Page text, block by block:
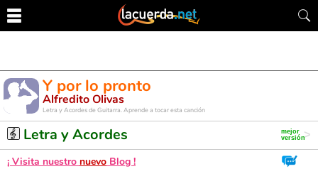
Y por lo pronto
Alfredito Olivas
Letra y Acordes de Guitarra. Aprende a tocar esta canción
Letra y Acordes
¡ Visita nuestro nuevo Blog !